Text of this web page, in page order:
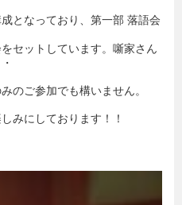
となっており、第一部 落語会
セットしています。噺家さん
のご参加でも構いません。
みにしております！！